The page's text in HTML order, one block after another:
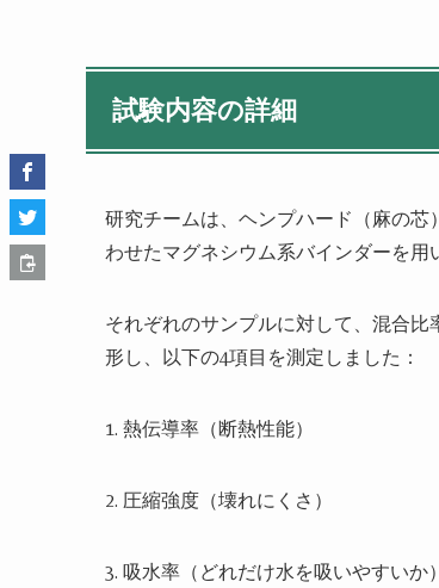
試験内容の詳細
研究チームは、ヘンプハード（麻の
わせたマグネシウム系バインダーを用
それぞれのサンプルに対して、混合
形し、以下の4項目を測定しました：
1. 熱伝導率（断熱性能）
2. 圧縮強度（壊れにくさ）
3. 吸水率（どれだけ水を吸いやすいか）